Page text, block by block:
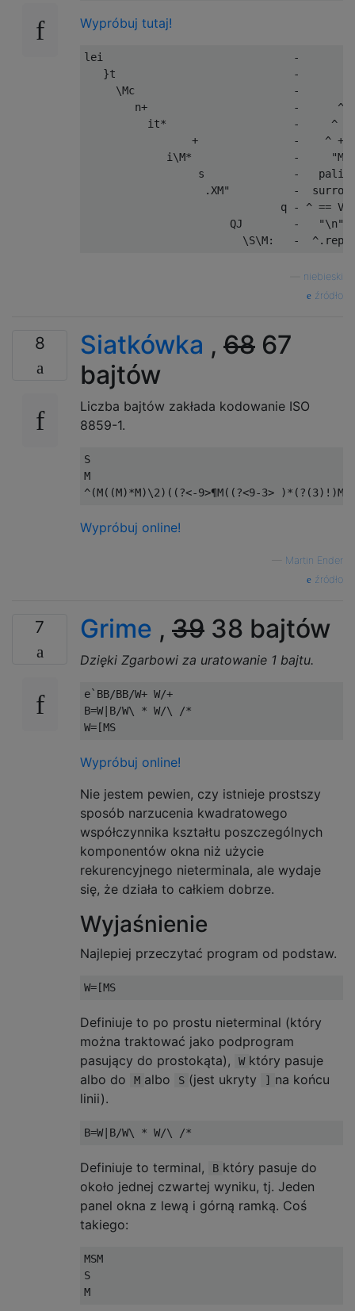
Wypróbuj tutaj!
lei                              -         i
}t                            -
\Mc                         -
n+                       -      ^
it*                    -     ^ *
+               -    ^ +
i\M*                -
s              -
.XM"          -
                               q - ^ == V
QJ        -
niebieski
źródło
8 Siatkówka , 68 67
bajtów
Liczba bajtów zakłada kodowanie ISO
8859-1.
S
M
Wypróbuj online!
Martin Ender
źródło
7 Grime , 39 38 bajtów
Dzięki Zgarbowi za uratowanie 1 bajtu.
e`BB/BB/W+ W/+
B=W|B/W\ * W/\ /*
Wypróbuj online!
Nie jestem pewien, czy istnieje prostszy
sposób narzucenia kwadratowego
współczynnika kształtu poszczególnych
komponentów okna niż użycie
rekurencyjnego nieterminala, ale wydaje
się, że działa to całkiem dobrze.
Wyjaśnienie
Najlepiej przeczytać program od podstaw.
Definiuje to po prostu nieterminal (który
można traktować jako podprogram
pasujący do prostokąta),
W który pasuje
albo do
M albo S (jest ukryty ]
na końcu
linii).
Definiuje to terminal, B który pasuje do
około jednej czwartej wyniku, tj. Jeden
panel okna z lewą i górną ramką. Coś
takiego:
MSM
S